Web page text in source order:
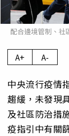
配合邊境管制、
A+ A-
中央流行疫情
趨緩，未發現
及社區防治措
疫指引中有關